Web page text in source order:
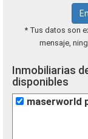
* Tus datos son
mensaje,
Inmobiliarias
disponibles
maserworld